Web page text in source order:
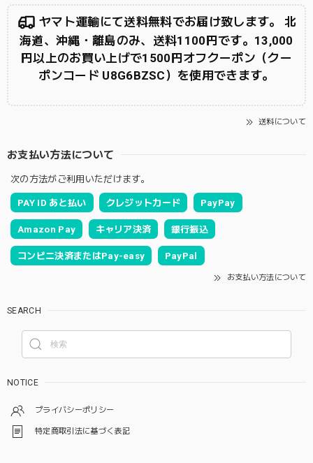
ヤマト運輸にて送料無料でお届け致します。 北
海道、沖縄・離島のみ、送料1100円です。13,000
円以上のお買い上げで1500円オフクーポン（クー
ポンコード U8G6BZSC）を使用できます。
送料について
お支払い方法について
次の方法がご利用いただけます。
PAY ID あと払い クレジットカード PayPay
Amazon Pay キャリア決済 銀行振込
コンビニ決済またはPay-easy PayPal
お支払い方法について
SEARCH
NOTICE
プライバシーポリシー
特定商取引法に基づく表記